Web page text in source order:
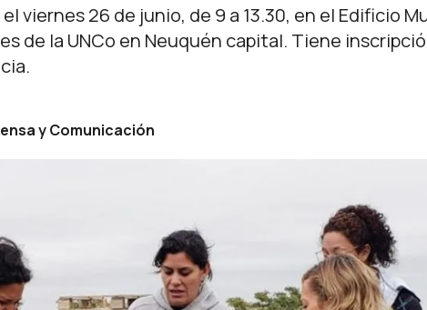
viernes 26 de junio, de 9 a 13.30, en el Edificio
de la UNCo en Neuquén capital. Tiene
y Comunicación